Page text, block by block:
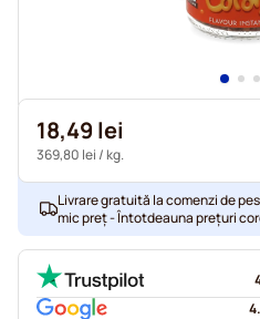
18,49 lei
369,80 lei / kg.
Livrare gratuită la comenzi de
mic preț - Întotdeauna prețuri